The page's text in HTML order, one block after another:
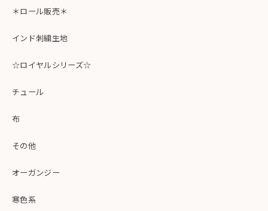
＊ロール販売＊
インド刺繍生地
☆ロイヤルシリーズ☆
チュール
布
その他
オーガンジー
寒色系